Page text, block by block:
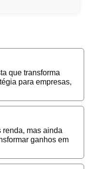
que transforma
para empresas,
renda, mas ainda
ganhos em